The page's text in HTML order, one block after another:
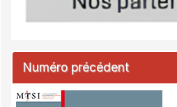
Numéro précédent